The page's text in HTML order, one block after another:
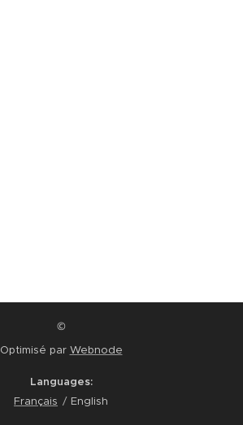
©
Optimisé par Webnode
Languages
Français
English